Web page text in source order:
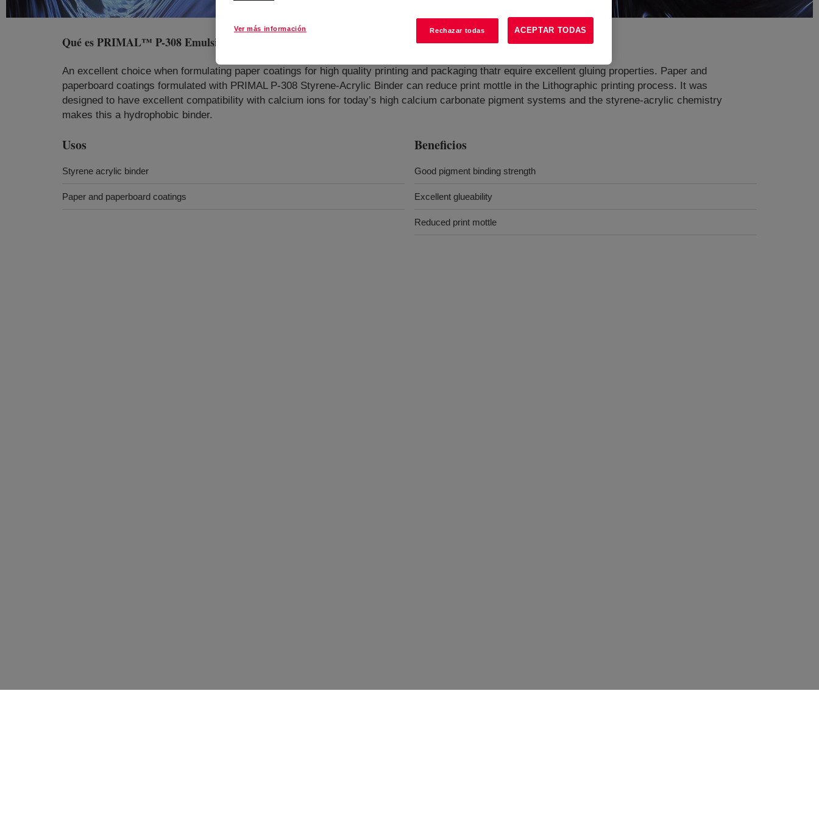
Qué esPRIMAL™ P-308 Emulsion
An excellent choice when formulating paper coatings for high quality printing and packaging thatr equire excellent gluing properties. Paper and
paperboard coatings formulated with PRIMAL P-308 Styrene-Acrylic Binder can reduce print mottle in the Lithographic printing process. It was
designed to have excellent compatibility with calcium ions for today’s high calcium carbonate pigment systems and the styrene-acrylic chemistry
makes this a hydrophobic binder.
Usos
Styrene acrylic binder
Paper and paperboard coatings
Beneficios
Good pigment binding strength
Excellent glueability
Reduced print mottle
Ver más información Rechazar todas ACEPTAR TODAS